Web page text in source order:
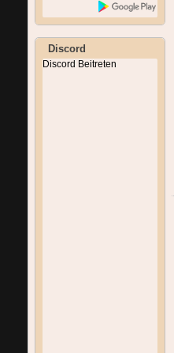
Discord
Discord Beitreten